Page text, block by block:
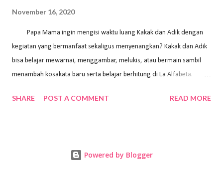
November 16, 2020
Papa Mama ingin mengisi waktu luang Kakak dan Adik dengan
kegiatan yang bermanfaat sekaligus menyenangkan? Kakak dan Adik
bisa belajar mewarnai, menggambar, melukis, atau bermain sambil
menambah kosakata baru serta belajar berhitung di La Alfabeta.
kok untuk mengajar dengan metode yang fun, La Alfabeta
Alfabeta. ⁣⁣⁣⁣Ada pilihan online class maupun offline class lho! Cek
SHARE POST A COMMENT READ MORE
Powered by Blogger